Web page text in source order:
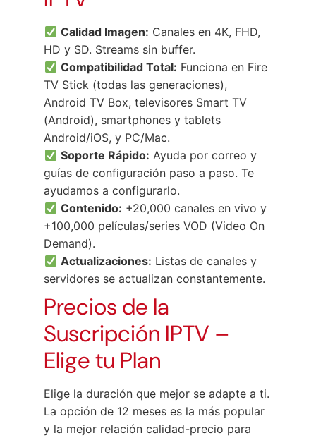
Calidad Imagen: Canales en 4K, FHD,
HD y SD. Streams sin buffer.
Compatibilidad Total: Funciona en Fire
TV Stick (todas las generaciones),
Android TV Box, televisores Smart TV
(Android), smartphones y tablets
Android/iOS, y PC/Mac.
Soporte Rápido: Ayuda por correo y
guías de configuración paso a paso. Te
ayudamos a configurarlo.
Contenido: +20,000 canales en vivo y
+100,000 películas/series VOD (Video On
Demand).
Actualizaciones: Listas de canales y
servidores se actualizan constantemente.
Precios de la
Suscripción IPTV –
Elige tu Plan
Elige la duración que mejor se adapte a ti.
La opción de 12 meses es la más popular
y la mejor relación calidad-precio para